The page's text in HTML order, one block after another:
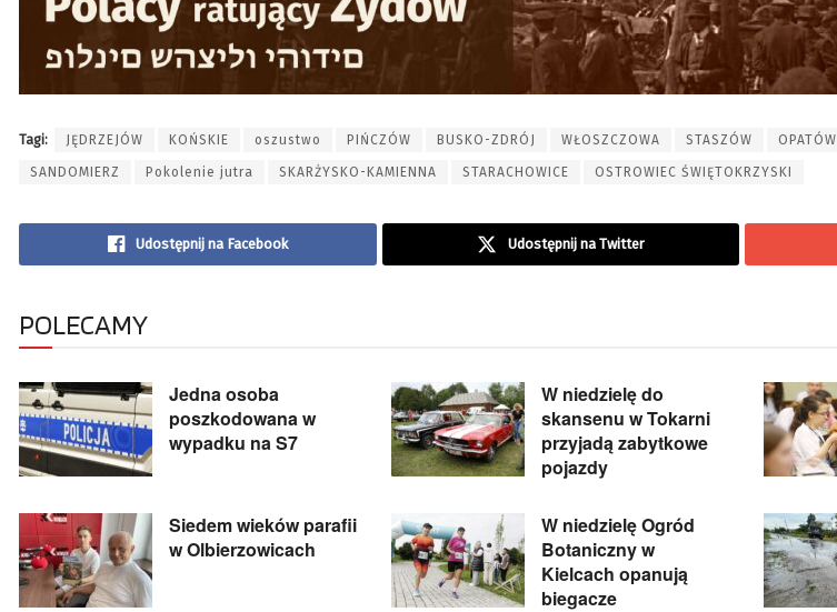
Tagi: JĘDRZEJÓW KOŃSKIE oszustwo PIŃCZÓW BUSKO-ZDRÓJ WŁOSZCZOWA STASZÓW OPATÓW
SANDOMIERZ Pokolenie jutra SKARŻYSKO-KAMIENNA STARACHOWICE OSTROWIEC ŚWIĘTOKRZYSKI
Udostępnij na Facebook Udostępnij na Twitter
POLECAMY
Jedna osoba
poszkodowana w
wypadku na S7
W niedzielę do
skansenu w Tokarni
przyjadą zabytkowe
pojazdy
Siedem wieków parafii
w Olbierzowicach
W niedzielę Ogród
Botaniczny w
Kielcach opanują
biegacze